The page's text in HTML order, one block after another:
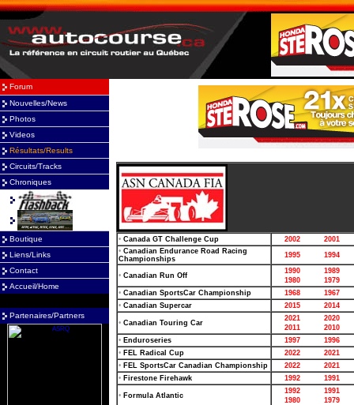
Forum
Nouvelles/News
Photos
Videos
Résultats/Results
Circuits/Tracks
Chroniques
Boutique
Liens/Links
Contact
Accueil/Home
Partenaires/Partners